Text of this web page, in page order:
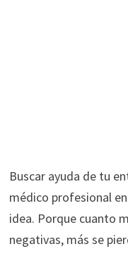
Buscar ayuda de tu
médico profesional
idea. Porque cuanto
negativas, más se